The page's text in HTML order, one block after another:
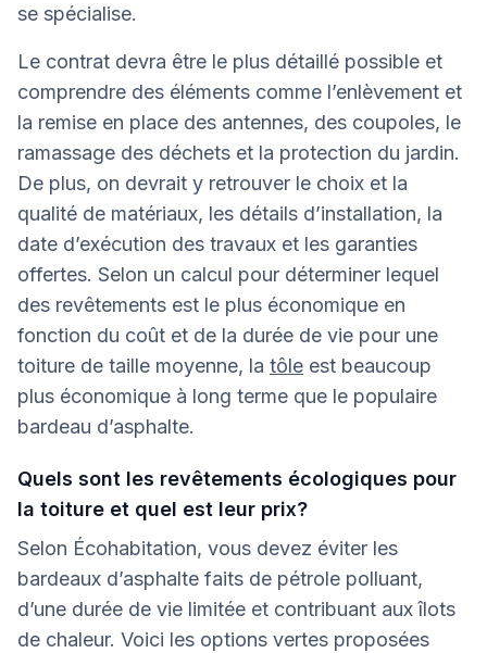
se spécialise.
Le contrat devra être le plus détaillé possible et
comprendre des éléments comme l’enlèvement et
la remise en place des antennes, des coupoles, le
ramassage des déchets et la protection du jardin.
De plus, on devrait y retrouver le choix et la
qualité de matériaux, les détails d’installation, la
date d’exécution des travaux et les garanties
offertes. Selon un calcul pour déterminer lequel
des revêtements est le plus économique en
fonction du coût et de la durée de vie pour une
toiture de taille moyenne, la tôle est beaucoup
plus économique à long terme que le populaire
bardeau d’asphalte.
Quels sont les revêtements écologiques pour
la toiture et quel est leur prix?
Selon Écohabitation, vous devez éviter les
bardeaux d’asphalte faits de pétrole polluant,
d’une durée de vie limitée et contribuant aux îlots
de chaleur. Voici les options vertes proposées